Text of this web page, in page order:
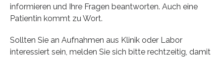
informieren und Ihre Fragen beantworten. Auch eine
Patientin kommt zu Wort.
Sollten Sie an Aufnahmen aus Klinik oder Labor
interessiert sein, melden Sie sich bitte rechtzeitig, damit